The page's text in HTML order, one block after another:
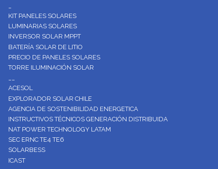
KIT PANELES SOLARES
LUMINARIAS SOLARES
INVERSOR SOLAR MPPT
BATERÍA SOLAR DE LITIO
PRECIO DE PANELES SOLARES
TORRE ILUMINACIÓN SOLAR
ACESOL
EXPLORADOR SOLAR CHILE
AGENCIA DE SOSTENIBILIDAD ENERGETICA
INSTRUCTIVOS TÉCNICOS GENERACIÓN DISTRIBUIDA
NAT POWER TECHNOLOGY LATAM
SEC ERNC TE4 TE6
SOLARBESS
ICAST